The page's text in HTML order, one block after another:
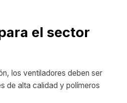
el sector
los ventiladores deben ser
de alta calidad y polímeros